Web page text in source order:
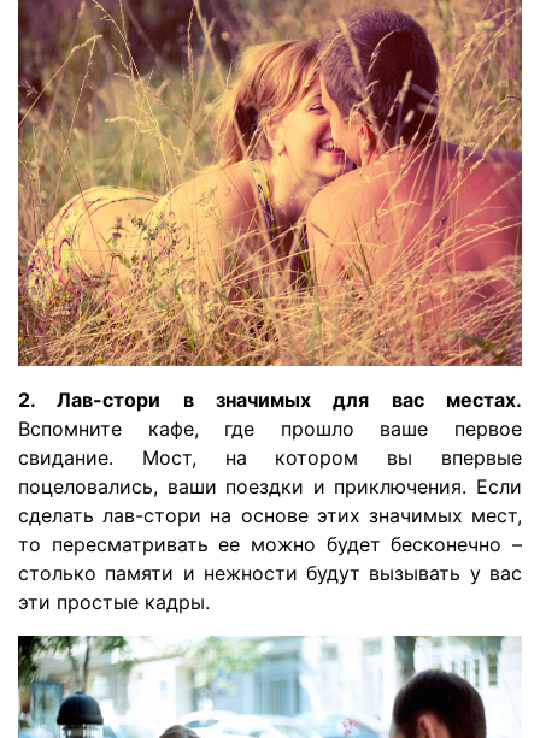
2. Лав-стори в значимых для вас местах.
Вспомните кафе, где прошло ваше первое
свидание. Мост, на котором вы впервые
поцеловались, ваши поездки и приключения. Если
сделать лав-стори на основе этих значимых мест,
то пересматривать ее можно будет бесконечно –
столько памяти и нежности будут вызывать у вас
эти простые кадры.